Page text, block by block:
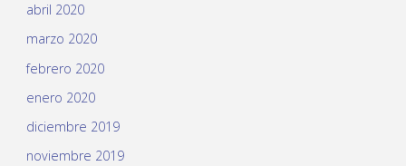
abril 2020
marzo 2020
febrero 2020
enero 2020
diciembre 2019
noviembre 2019